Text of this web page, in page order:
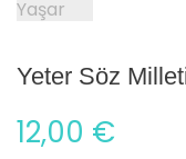
Yeter Söz
12,00 €